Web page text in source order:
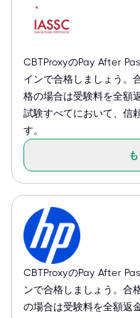
CBTProxyのPay After
インで合格しましょう。
格の場合は受験料を全額
試験すべてにおいて、信
す。
CBTProxyのPay After
ンで合格しましょう。合
の場合は受験料を全額返